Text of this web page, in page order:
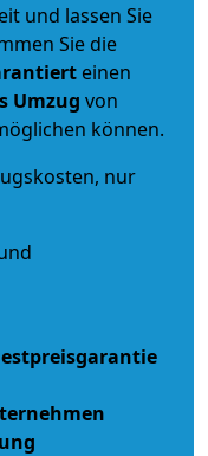
und lassen Sie
Sie die
einen
Umzug von
können.
nur